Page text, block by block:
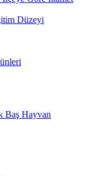
Düzeyi
Baş Hayvan